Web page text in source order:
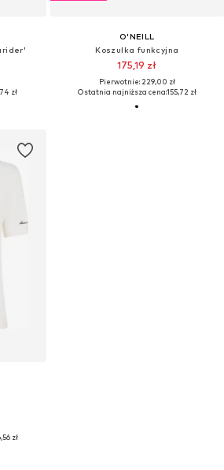
zł
O'NEILL
Koszulka funkcyjna
175,19 zł
Pierwotnie: 229,00 zł
Ostatnia najniższa cena:155,72 zł
zł